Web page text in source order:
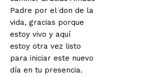
Padre por el don de la
vida, gracias porque
estoy vivo y aquí
estoy otra vez listo
para iniciar este nuevo
día en tu presencia.